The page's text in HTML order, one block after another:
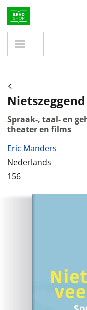
Spraak-, taal- en
theater en films
Eric Manders
Nederlands
156